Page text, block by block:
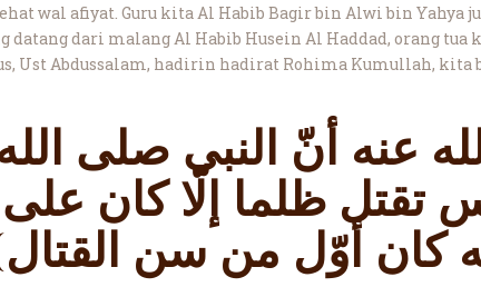
wal afiyat. Guru kita Al Habib Bagir bin Alwi bin Yahya
datang dari malang Al Habib Husein Al Haddad, orang
Ust Abdussalam, hadirin hadirat Rohima Kumullah, kita
عنه أنّ النبي صلى
ظلما إلّا كان على
كان أوّل من سن